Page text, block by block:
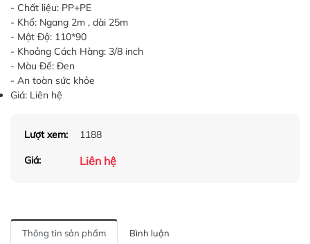
- Chất liệu: PP+PE
- Khổ: Ngang 2m , dài 25m
- Mật Độ: 110*90
- Khoảng Cách Hàng: 3/8 inch
- Màu Đế: Đen
- An toàn sức khỏe
Giá: Liên hệ
Lượt xem: 1188
Giá: Liên hệ
Thông tin sản phẩm Bình luận